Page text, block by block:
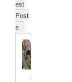
est
Post
s